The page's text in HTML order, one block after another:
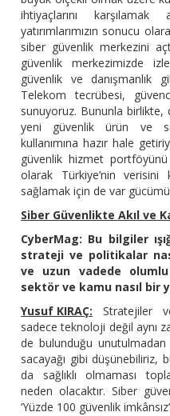
ihtiyaçlarını
yatırımlarımızın sonucu
siber güvenlik merkezini
güvenlik merkezimizde
güvenlik ve danışmanlık
Telekom tecrübesi,
sunuyoruz. Bununla birlikte,
yeni güvenlik ürün ve
kullanımına hazır hale
güvenlik hizmet
olarak Türkiye’nin verisini
sağlamak için de var
Siber Güvenlikte Akıl ve
CyberMag: Bu bilgiler
strateji ve politikalar
ve uzun vadede
sektör ve kamu nasıl bir
Yusuf KIRAÇ: Stratejiler
sadece teknoloji değil aynı
de bulunduğu
sacayağı gibi düşünebiliriz,
da sağlıklı olmaması
neden olacaktır. Siber
‘Yüzde 100 güvenlik